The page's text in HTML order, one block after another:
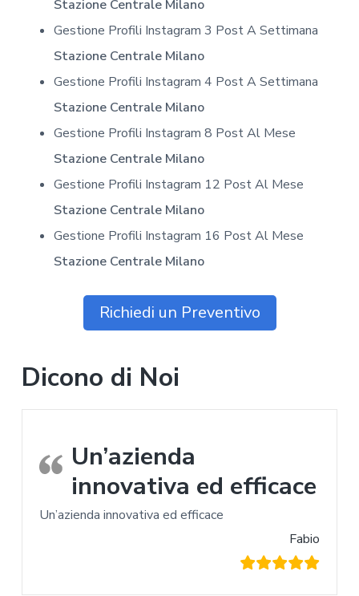
Stazione Centrale Milano
Gestione Profili Instagram 3 Post A Settimana
Stazione Centrale Milano
Gestione Profili Instagram 4 Post A Settimana
Stazione Centrale Milano
Gestione Profili Instagram 8 Post Al Mese
Stazione Centrale Milano
Gestione Profili Instagram 12 Post Al Mese
Stazione Centrale Milano
Gestione Profili Instagram 16 Post Al Mese
Stazione Centrale Milano
Richiedi un Preventivo
Dicono di Noi
Un’azienda
innovativa ed efficace
Un’azienda innovativa ed efficace
Fabio